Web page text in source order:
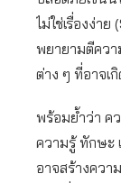
ไม่ใช่เรื่องง่า
พยายามตีควา
ต่าง ๆ ที่อาจเ
พร้อมย้ำว่า ค
ความรู้ ทักษะ
อาจสร้างควา